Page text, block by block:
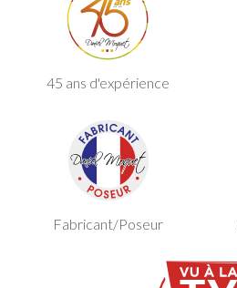
45 ans d'expérience
Fabricant/Poseur